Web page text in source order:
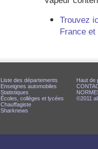
Trouvez
France
Liste des départements
Enseignes automobiles
Statistiques
Écoles, collèges et lycées
Chauffagiste
Sharknews
Haut de
©2011